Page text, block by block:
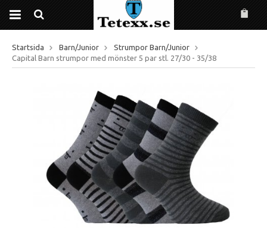
Startsida Barn/Junior
Strumpor Barn/Junior
Capital Barn strumpor med mönster 5 par stl. 27/30 - 35/38